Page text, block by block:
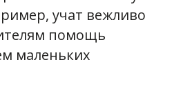
учат вежливо
помощь
маленьких